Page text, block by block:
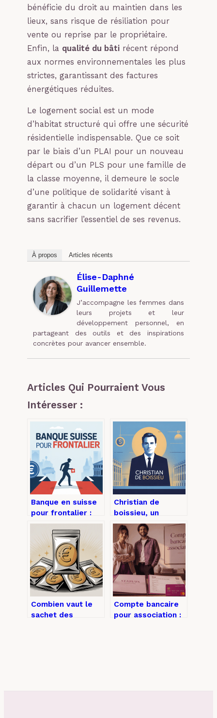
bénéficie du droit au maintien dans les
lieux, sans risque de résiliation pour
vente ou reprise par le propriétaire.
Enfin, la qualité du bâti récent répond
aux normes environnementales les plus
strictes, garantissant des factures
énergétiques réduites.
Le logement social est un mode
d’habitat structuré qui offre une sécurité
résidentielle indispensable. Que ce soit
par le biais d’un PLAI pour un nouveau
départ ou d’un PLS pour une famille de
la classe moyenne, il demeure le socle
d’une politique de solidarité visant à
garantir à chacun un logement décent
sans sacrifier l’essentiel de ses revenus.
À propos Articles récents
Élise-Daphné
Guillemette
J’accompagne les femmes dans
leurs projets et leur
développement personnel, en
partageant des outils et des inspirations
concrètes pour avancer ensemble.
Articles Qui Pourraient Vous
Intéresser :
Banque en suisse
pour frontalier :
comment bien
choisir et éviter
les pièges
Christian de
boissieu, un
économiste au
cœur des
politiques
publiques
Combien vaut le
sachet des
Compte bancaire
pour association :